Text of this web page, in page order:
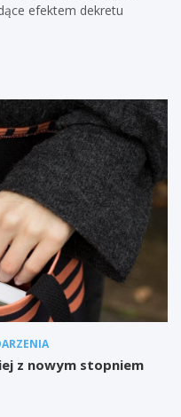
efektem dekretu
z nowym stopniem